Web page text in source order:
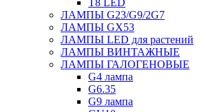
T8 LED
ЛАМПЫ G23/G9/2G7
ЛАМПЫ GX53
ЛАМПЫ LED для растений
ЛАМПЫ ВИНТАЖНЫЕ
ЛАМПЫ ГАЛОГЕНОВЫЕ
G4 лампа
G6.35
G9 лампа